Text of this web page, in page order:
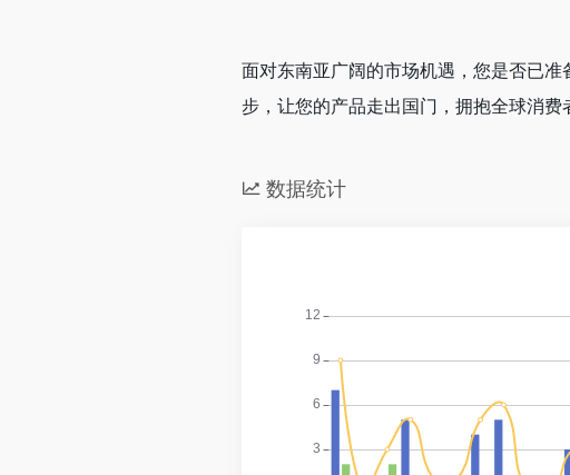
面对东南亚广阔的市场机遇，您是否已
步，让您的产品走出国门，拥抱全球消费
数据统计